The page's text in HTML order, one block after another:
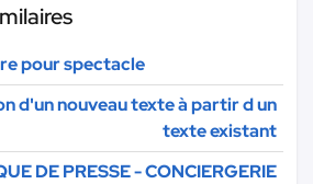
pour spectacle
d'un nouveau texte à partir d un
texte existant
DE PRESSE - CONCIERGERIE